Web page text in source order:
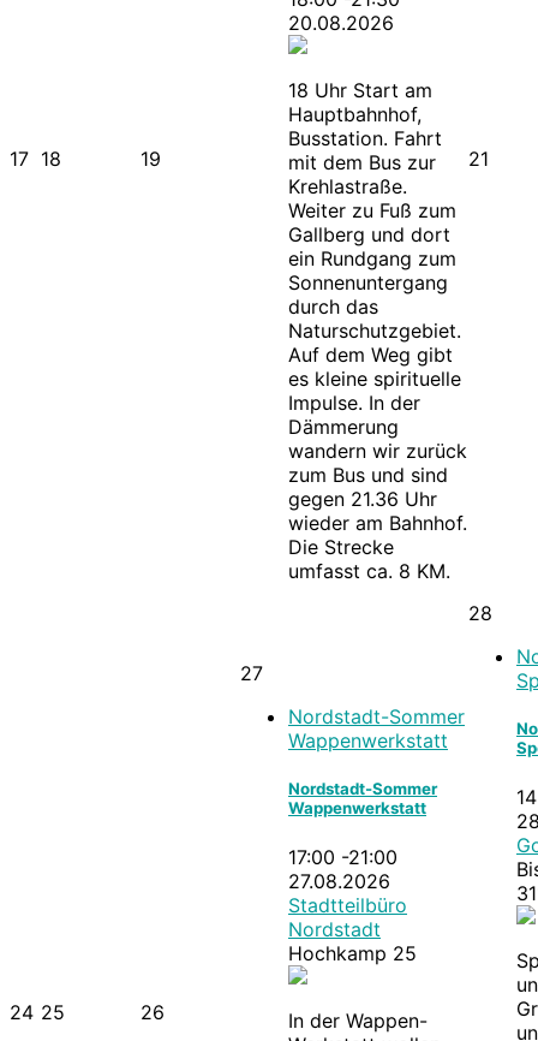
17 18 19
20.08.2026
18 Uhr Start am
Hauptbahnhof,
Busstation. Fahrt
mit dem Bus zur
Krehlastraße.
Weiter zu Fuß zum
Gallberg und dort
ein Rundgang zum
Sonnenuntergang
durch das
Naturschutzgebiet.
Auf dem Weg gibt
es kleine spirituelle
Impulse. In der
Dämmerung
wandern wir zurück
zum Bus und sind
gegen 21.36 Uhr
wieder am Bahnhof.
Die Strecke
umfasst ca. 8 KM.
21
24 25 26
27
Nordstadt-Sommer
Wappenwerkstatt
Nordstadt-Sommer
Wappenwerkstatt
17:00 -21:00
27.08.2026
Stadtteilbüro
Nordstadt
Hochkamp 25
In der Wappen-
28